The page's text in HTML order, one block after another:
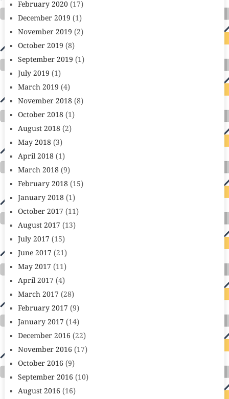
February 2020(17)
December 2019 (1)
November 2019 (2)
October 2019 (8)
September 2019 (1)
July 2019 (1)
March 2019 (4)
November 2018(8)
October 2018(1)
August 2018(2)
May 2018(3)
April 2018(1)
March 2018(9)
February 2018(15)
January 2018(1)
October 2017 (11)
August 2017 (13)
July 2017 (15)
June 2017 (21)
May 2017 (11)
April 2017 (4)
March 2017 (28)
February 2017 (9)
January 2017 (14)
December 2016 (22)
November 2016 (17)
October 2016 (9)
September 2016 (10)
August 2016 (16)